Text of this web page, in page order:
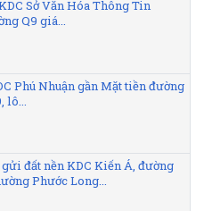
Sở Văn Hóa Thông Tin
Q9 giá...
Phú Nhuận gần Mặt tiền đường
lô...
đất nền KDC Kiến Á, đường
Phước Long...